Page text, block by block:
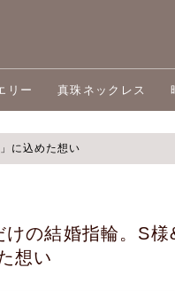
リー 真珠ネックレス
に込めた想い
の結婚指輪。S様
想い